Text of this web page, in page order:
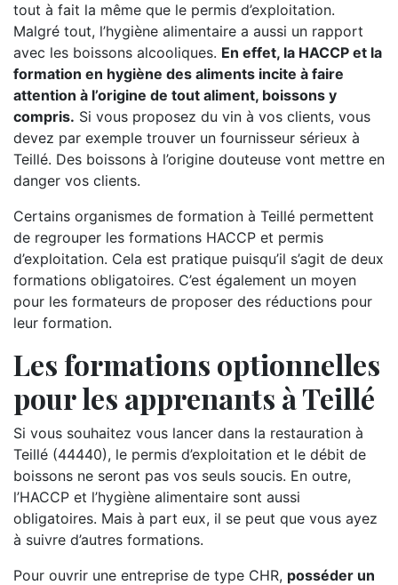
tout à fait la même que le permis d’exploitation.
Malgré tout, l’hygiène alimentaire a aussi un rapport
avec les boissons alcooliques. En effet, la HACCP et la
formation en hygiène des aliments incite à faire
attention à l’origine de tout aliment, boissons y
compris. Si vous proposez du vin à vos clients, vous
devez par exemple trouver un fournisseur sérieux à
Teillé. Des boissons à l’origine douteuse vont mettre en
danger vos clients.
Certains organismes de formation à Teillé permettent
de regrouper les formations HACCP et permis
d’exploitation. Cela est pratique puisqu’il s’agit de deux
formations obligatoires. C’est également un moyen
pour les formateurs de proposer des réductions pour
leur formation.
Les formations optionnelles
pour les apprenants à Teillé
Si vous souhaitez vous lancer dans la restauration à
Teillé (44440), le permis d’exploitation et le débit de
boissons ne seront pas vos seuls soucis. En outre,
l’HACCP et l’hygiène alimentaire sont aussi
obligatoires. Mais à part eux, il se peut que vous ayez
à suivre d’autres formations.
Pour ouvrir une entreprise de type CHR, posséder un